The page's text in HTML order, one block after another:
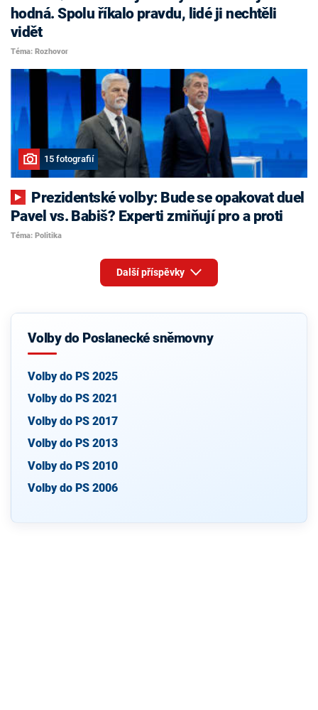
hodná. Spolu říkalo pravdu, lidé ji nechtěli
vidět
Téma: Rozhovor
15 fotografií
Pavel vs. Babiš? Experti zmiňují pro a proti
Téma: Politika
Další příspěvky
Volby do Poslanecké sněmovny
Volby do PS 2025
Volby do PS 2021
Volby do PS 2017
Volby do PS 2013
Volby do PS 2010
Volby do PS 2006